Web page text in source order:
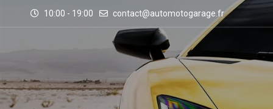
10:00 - 19:00 contact@automotogarage.fr